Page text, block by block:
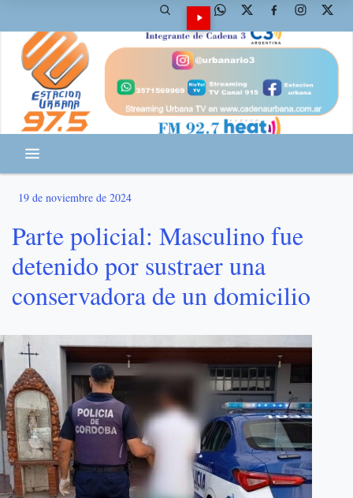
19 de noviembre de 2024
Parte policial: Masculino fue
detenido por sustraer una
conservadora de un domicilio